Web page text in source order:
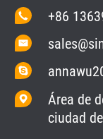
+86
Área de
ciudad